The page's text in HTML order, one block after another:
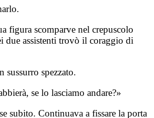
figura scomparve nel crepuscolo
due assistenti trovò il coraggio di
sussurro spezzato.
se lo lasciamo andare?»
subito. Continuava a fissare la porta